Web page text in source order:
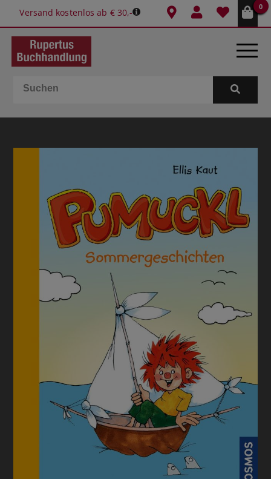
Versand kostenlos ab € 30,-
0
BÜCHER
GESCHENKIDEEN & MEHR
SCHULE & BÜRO